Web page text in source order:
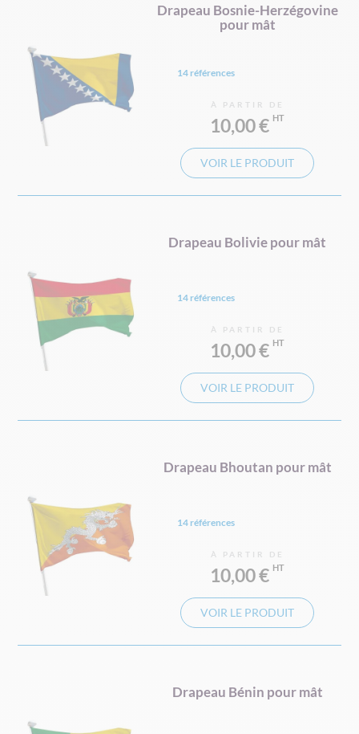
Drapeau Bosnie-Herzégovine
pour mât
14 références
À PARTIR DE
10,00 €
VOIR LE PRODUIT
Drapeau Bolivie pour mât
14 références
À PARTIR DE
10,00 €
VOIR LE PRODUIT
Drapeau Bhoutan pour mât
14 références
À PARTIR DE
10,00 €
VOIR LE PRODUIT
Drapeau Bénin pour mât